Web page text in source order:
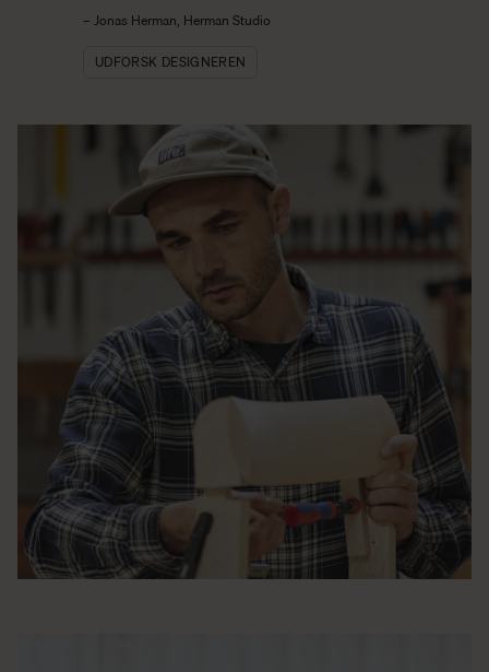
– Jonas Herman, Herman Studio
UDFORSK DESIGNEREN